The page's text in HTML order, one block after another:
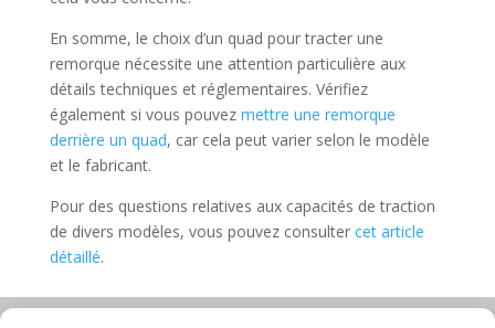
En somme, le choix d’un quad pour tracter une
remorque nécessite une attention particulière aux
détails techniques et réglementaires. Vérifiez
également si vous pouvez mettre une remorque
derrière un quad, car cela peut varier selon le modèle
et le fabricant.
Pour des questions relatives aux capacités de traction
de divers modèles, vous pouvez consulter cet article
détaillé.